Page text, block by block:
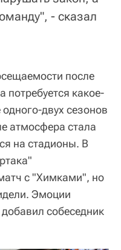
- сказал
после
потребуется какое-
двух сезонов
атмосфера стала
на стадионы. В
с "Химками", но
Эмоции
собеседник